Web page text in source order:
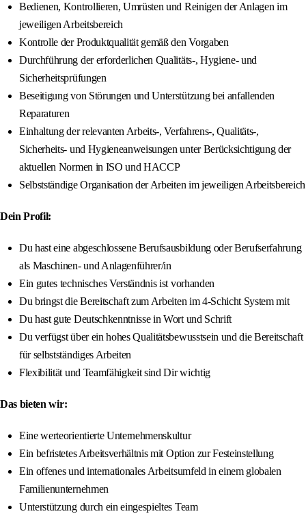
Bedienen, Kontrollieren, Umrüsten und Reinigen der Anlagen im
jeweiligen Arbeitsbereich
Kontrolle der Produktqualität gemäß den Vorgaben
Durchführung der erforderlichen Qualitäts-, Hygiene- und
Sicherheitsprüfungen
Beseitigung von Störungen und Unterstützung bei anfallenden
Reparaturen
Einhaltung der relevanten Arbeits-, Verfahrens-, Qualitäts-,
Sicherheits- und Hygieneanweisungen unter Berücksichtigung der
aktuellen Normen in ISO und HACCP
Selbstständige Organisation der Arbeiten im jeweiligen Arbeitsbereich
Dein Profil:
Du hast eine abgeschlossene Berufsausbildung oder Berufserfahrung
als Maschinen- und Anlagenführer/in
Ein gutes technisches Verständnis ist vorhanden
Du bringst die Bereitschaft zum Arbeiten im 4-Schicht System mit
Du hast gute Deutschkenntnisse in Wort und Schrift
Du verfügst über ein hohes Qualitätsbewusstsein und die Bereitschaft
für selbstständiges Arbeiten
Flexibilität und Teamfähigkeit sind Dir wichtig
Das bieten wir:
Eine werteorientierte Unternehmenskultur
Ein befristetes Arbeitsverhältnis mit Option zur Festeinstellung
Ein offenes und internationales Arbeitsumfeld in einem globalen
Familienunternehmen
Unterstützung durch ein eingespieltes Team